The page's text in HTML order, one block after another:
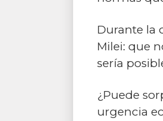
Durante la
Milei: que
sería
¿Puede
urgencia